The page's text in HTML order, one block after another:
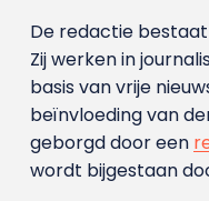
De redactie
Zij werken in
basis van vrije
beïnvloeding van
geborgd door een
wordt bijgestaan